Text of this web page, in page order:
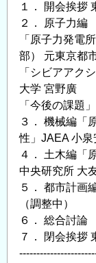
１． 開会挨拶
２． 原子力編
「原子力発電
部） 元東京都
「シビアアク
大学 宮野廣
「今後の課題
３． 機械編「
性」JAEA 小泉
４． 土木編「
中央研究所 大
５． 都市計画
（調整中）
６． 総合討論
７． 閉会挨拶